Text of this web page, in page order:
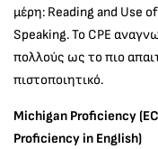
μέρη: Reading and Use
Speaking. Το CPE
πολλούς ως το πιο
πιστοποιητικό.
Michigan Proficiency
Proficiency in English)